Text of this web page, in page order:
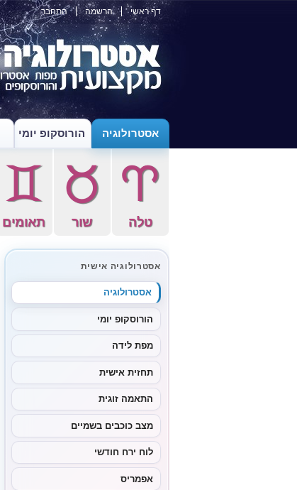
דף ראשי הרשמה התחבר
אסטרולוגיה הורוסקופ יומי
a
טלה
s
שור
d
תאומים
אסטרולוגיה אישית
אסטרולוגיה
הורוסקופ יומי
מפת לידה
תחזית אישית
התאמה זוגית
מצב כוכבים בשמיים
לוח ירח חודשי
אפמריס